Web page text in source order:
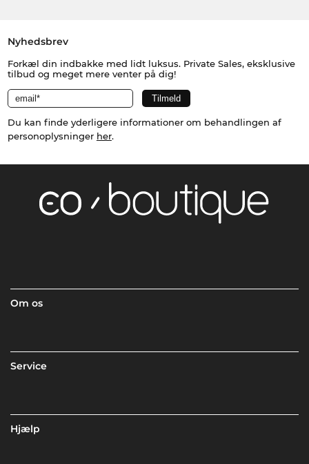
Nyhedsbrev
Forkæl din indbakke med lidt luksus. Private Sales, eksklusive
tilbud og meget mere venter på dig!
Du kan finde yderligere informationer om behandlingen af
personoplysninger her.
Om os
Service
Hjælp